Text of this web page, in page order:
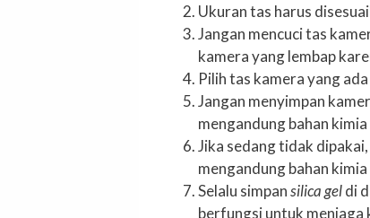
Ukuran tas harus
Jangan mencuci tas
kamera yang lembap
Pilih tas kamera yang ada
Jangan menyimpan
mengandung bahan
Jika sedang tidak
mengandung bahan
Selalu simpansilica geldi
berfungsi untuk menjaga